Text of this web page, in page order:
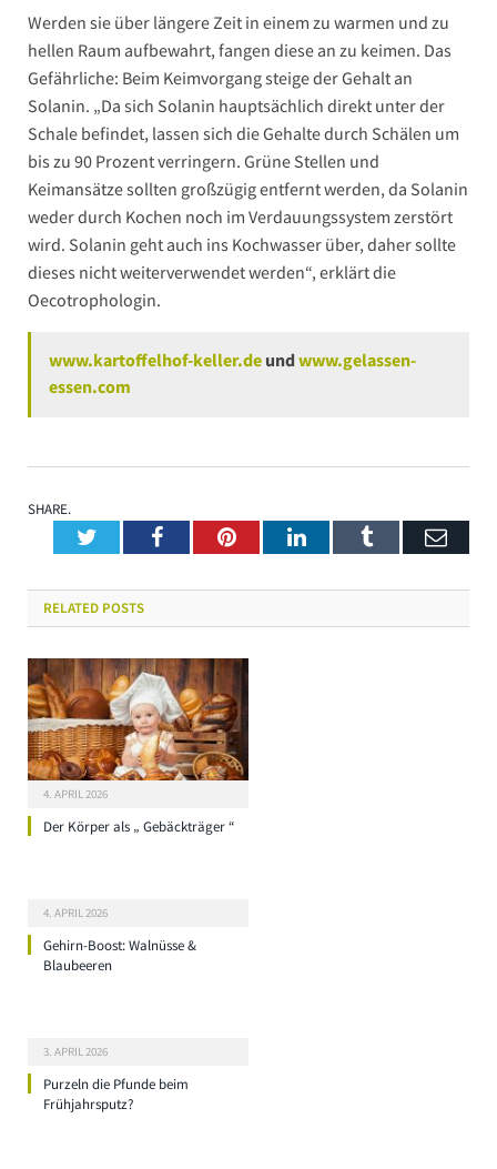
Werden sie über längere Zeit in einem zu warmen und zu
hellen Raum aufbewahrt, fangen diese an zu keimen. Das
Gefährliche: Beim Keimvorgang steige der Gehalt an
Solanin. „Da sich Solanin hauptsächlich direkt unter der
Schale befindet, lassen sich die Gehalte durch Schälen um
bis zu 90 Prozent verringern. Grüne Stellen und
Keimansätze sollten großzügig entfernt werden, da Solanin
weder durch Kochen noch im Verdauungssystem zerstört
wird. Solanin geht auch ins Kochwasser über, daher sollte
dieses nicht weiterverwendet werden“, erklärt die
Oecotrophologin.
www.kartoffelhof-keller.de und www.gelassen-
essen.com
SHARE.
TwitterFacebookPinterestLinkedInTumblr
RELATED POSTS
4. APRIL 2026
Der Körper als „ Gebäckträger “
4. APRIL 2026
Gehirn-Boost: Walnüsse &
Blaubeeren
3. APRIL 2026
Purzeln die Pfunde beim
Frühjahrsputz?